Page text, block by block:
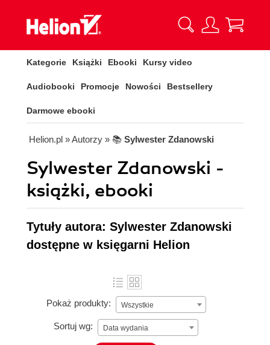
Kategorie Książki Ebooki Kursy video
Audiobooki Promocje Nowości Bestsellery
Darmowe ebooki
Helion.pl » Autorzy » 📚 Sylwester Zdanowski
Sylwester Zdanowski -
książki, ebooki
Tytuły autora: Sylwester Zdanowski
dostępne w księgarni Helion
Pokaż produkty: Wszystkie
Sortuj wg: Data wydania